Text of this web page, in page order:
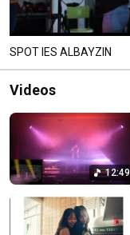
SPOT IES ALBAYZIN
Videos
12:49